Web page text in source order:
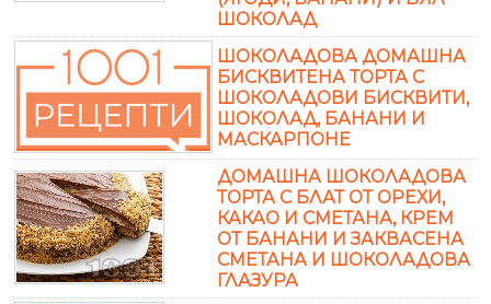
ШОКОЛАД
ШОКОЛАДОВА ДОМАШНА
БИСКВИТЕНА ТОРТА С
ШОКОЛАДОВИ БИСКВИТИ,
ШОКОЛАД, БАНАНИ И
МАСКАРПОНЕ
ДОМАШНА ШОКОЛАДОВА
ТОРТА С БЛАТ ОТ ОРЕХИ,
КАКАО И СМЕТАНА, КРЕМ
ОТ БАНАНИ И ЗАКВАСЕНА
СМЕТАНА И ШОКОЛАДОВА
ГЛАЗУРА